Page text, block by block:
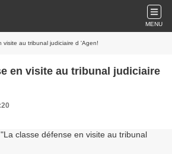
MENU
visite au tribunal judiciaire d 'Agen!
en visite au tribunal judiciaire